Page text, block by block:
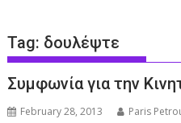
Tag: δουλέψτε
Συμφωνία για την
February 28, 2013 Paris